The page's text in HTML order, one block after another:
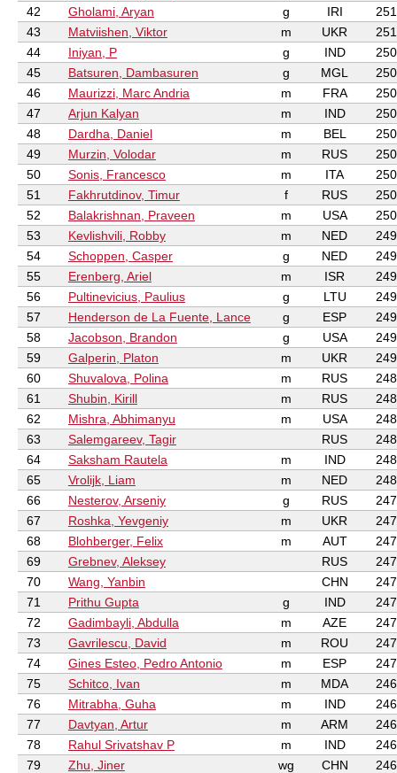
42
Gholami, Aryan g IRI
43
Matviishen, Viktor m UKR
44
Iniyan, P g IND
45
Batsuren, Dambasuren g MGL
46
Maurizzi, Marc Andria m FRA
47
Arjun Kalyan m IND
48
Dardha, Daniel m BEL
49
Murzin, Volodar m RUS
50
Sonis, Francesco m ITA
51
Fakhrutdinov, Timur f RUS
52
Balakrishnan, Praveen m USA
53
Kevlishvili, Robby m NED
54
Schoppen, Casper g NED
55
Erenberg, Ariel m ISR
56
Pultinevicius, Paulius g LTU
57
Henderson de La Fuente, Lance g ESP
58
Jacobson, Brandon g USA
59
Galperin, Platon m UKR
60
Shuvalova, Polina m RUS
61
Shubin, Kirill m RUS
62
Mishra, Abhimanyu m USA
63
Salemgareev, Tagir RUS
64
Saksham Rautela m IND
65
Vrolijk, Liam m NED
66
Nesterov, Arseniy g RUS
67
Roshka, Yevgeniy m UKR
68
Blohberger, Felix m AUT
69
Grebnev, Aleksey RUS
70
Wang, Yanbin CHN
71
Prithu Gupta g IND
72
Gadimbayli, Abdulla m AZE
73
Gavrilescu, David m ROU
74
Gines Esteo, Pedro Antonio m ESP
75
Schitco, Ivan m MDA
76
Mitrabha, Guha m IND
77
Davtyan, Artur m ARM
78
Rahul Srivatshav P m IND
79
Zhu, Jiner wg CHN